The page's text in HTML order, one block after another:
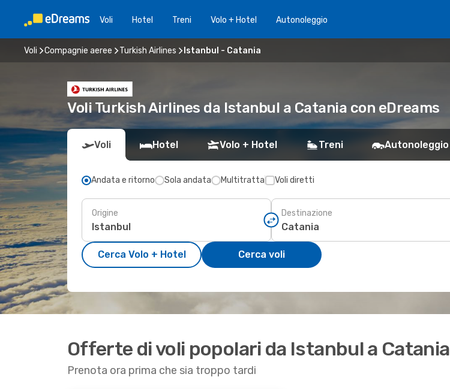
Voli Hotel Treni Volo + Hotel Autonoleggio
Voli Compagnie aeree Turkish Airlines Istanbul - Catania
Voli Turkish Airlines da Istanbul a Catania con eDreams
Voli Hotel Volo + Hotel Treni Autonoleggio
Andata e ritorno Sola andata Multitratta Voli diretti
Origine Destinazione
Cerca Volo + Hotel Cerca voli
Offerte di voli popolari da Istanbul a Catania
Prenota ora prima che sia troppo tardi